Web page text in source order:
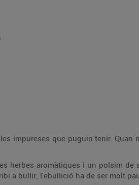
impureses que puguin tenir.
herbes aromàtiques i un polsim
a bullir; l'ebullició ha de ser molt